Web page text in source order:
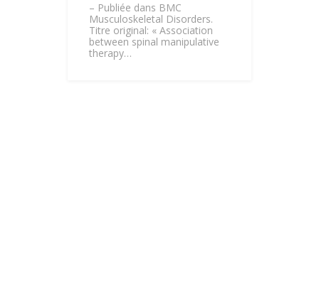
– Publiée dans BMC
Musculoskeletal Disorders.
Titre original: « Association
between spinal manipulative
therapy…